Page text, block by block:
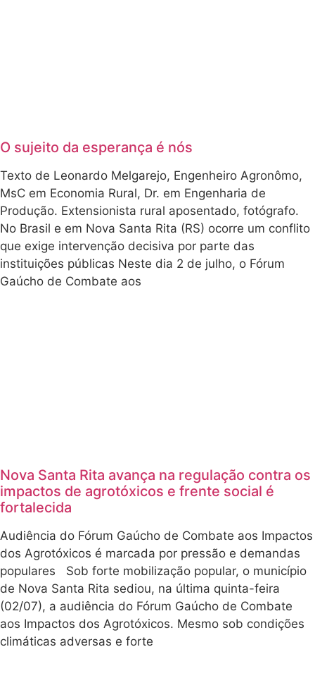
O sujeito da esperança é nós
Texto de Leonardo Melgarejo, Engenheiro Agronômo,
MsC em Economia Rural, Dr. em Engenharia de
Produção. Extensionista rural aposentado, fotógrafo.
No Brasil e em Nova Santa Rita (RS) ocorre um conflito
que exige intervenção decisiva por parte das
instituições públicas Neste dia 2 de julho, o Fórum
Gaúcho de Combate aos
Nova Santa Rita avança na regulação contra os
impactos de agrotóxicos e frente social é
fortalecida
Audiência do Fórum Gaúcho de Combate aos Impactos
dos Agrotóxicos é marcada por pressão e demandas
populares Sob forte mobilização popular, o município
de Nova Santa Rita sediou, na última quinta-feira
(02/07), a audiência do Fórum Gaúcho de Combate
aos Impactos dos Agrotóxicos. Mesmo sob condições
climáticas adversas e forte